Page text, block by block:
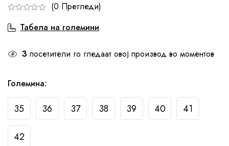
(0 Прегледи)
Табела на големини
3 посетители го гледаат овој производ во моментов
Големина:
35 36 37 38 39 40 41
42